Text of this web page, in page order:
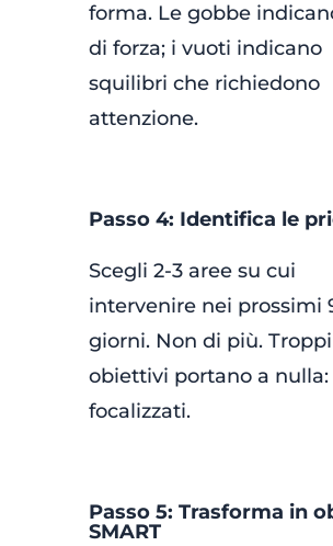
forma. Le gobbe
di forza; i vuoti indicano
squilibri che richiedono
attenzione.
Passo 4: Identifica le
Scegli 2-3 aree su cui
intervenire nei prossimi
giorni. Non di più. Troppi
obiettivi portano a nulla:
focalizzati.
Passo 5: Trasforma in
SMART